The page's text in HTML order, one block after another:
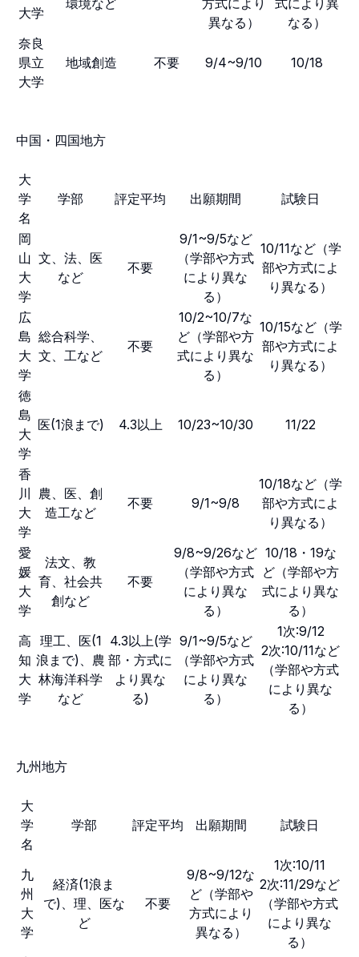
大学
環境など
方式により
異なる）
式により異
なる）
奈良
県立
大学
地域創造 不要 9/4~9/10 10/18
中国・四国地方
大
学
名
学部 評定平均 出願期間 試験日
岡
山
大
学
文、法、医
など
不要
9/1~9/5など
（学部や方式
により異な
る）
10/11など（学
部や方式によ
り異なる）
広
島
大
学
総合科学、
文、工など
不要
10/2~10/7な
ど（学部や方
式により異な
る）
10/15など（学
部や方式によ
り異なる）
徳
島
大
学
医(1浪まで) 4.3以上 10/23~10/30 11/22
香
川
大
学
農、医、創
造工など
不要 9/1~9/8
10/18など（学
部や方式によ
り異なる）
愛
媛
大
学
法文、教
育、社会共
創など
不要
9/8~9/26など
（学部や方式
により異な
る）
10/18・19な
ど（学部や方
式により異な
る）
高
知
大
学
理工、医(1
浪まで)、農
林海洋科学
など
4.3以上(学
部・方式に
より異な
る)
9/1~9/5など
（学部や方式
により異な
る）
1次:9/12
2次:10/11など
（学部や方式
により異な
る）
九州地方
大
学
名
学部 評定平均 出願期間 試験日
九
州
大
学
経済(1浪ま
で)、理、医な
ど
不要
9/8~9/12な
ど（学部や
方式により
異なる）
1次:10/11
2次:11/29など
（学部や方式
により異な
る）